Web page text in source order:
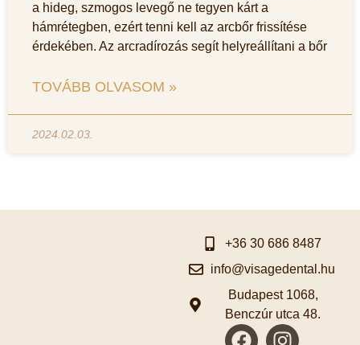
a hideg, szmogos levegő ne tegyen kárt a
hámrétegben, ezért tenni kell az arcbőr frissítése
érdekében. Az arcradírozás segít helyreállítani a bőr
TOVÁBB OLVASOM »
2024.02.03.
+36 30 686 8487
info@visagedental.hu
Budapest 1068,
Benczúr utca 48.